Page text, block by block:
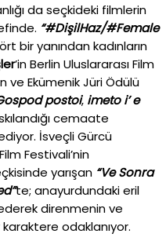
da seçkideki filmlerin
“#DişilHaz/#Female
bir yanından kadınların
’in Berlin Uluslararası Film
ve Ekümenik Jüri Ödülü
postoi, imeto i’ e
cemaate
İsveçli Gürcü
Festivali’nin
yarışan “Ve Sonra
te; anayurdundaki eril
direnmenin ve
odaklanıyor.